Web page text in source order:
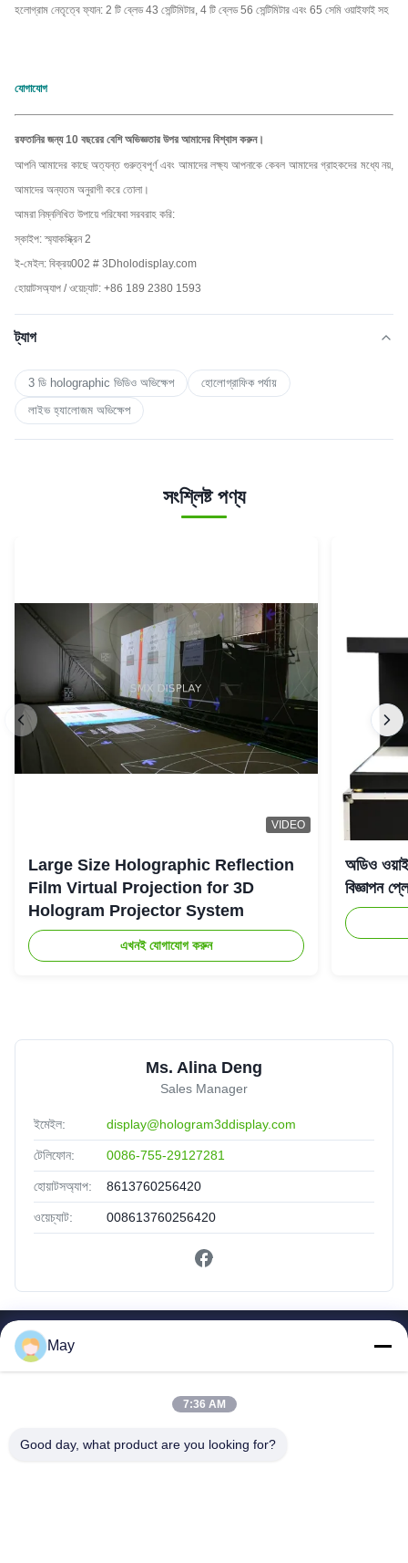
হলোগ্রাম নেতৃত্বে ফ্যান: 2 টি ব্লেড 43 সেন্টিমিটার, 4 টি ব্লেড 56 সেন্টিমিটার এবং 65 সেমি ওয়াইফাই সহ
যোগাযোগ
রফতানির জন্য 10 বছরের বেশি অভিজ্ঞতার উপর আমাদের বিশ্বাস করুন।
আপনি আমাদের কাছে অত্যন্ত গুরুত্বপূর্ণ এবং আমাদের লক্ষ্য আপনাকে কেবল আমাদের গ্রাহকদের মধ্যে নয়,
আমাদের অন্যতম অনুরাগী করে তোলা।
আমরা নিম্নলিখিত উপায়ে পরিষেবা সরবরাহ করি:
স্কাইপ: স্ম্যাকস্ক্রিন 2
ই-মেইল: বিক্রয়002 # 3Dholodisplay.com
হোয়াটসঅ্যাপ / ওয়েচ্যাট: +86 189 2380 1593
ট্যাগ
3 ডি holographic ভিডিও অভিক্ষেপ
হোলোগ্রাফিক পর্যায়
লাইভ হ্যালোজম অভিক্ষেপ
সংশ্লিষ্ট পণ্য
VIDEO
Large Size Holographic Reflection
Film Virtual Projection for 3D
Hologram Projector System
এখনই যোগাযোগ করুন
অডিও
বিজ্ঞাপন
Ms. Alina Deng
Sales Manager
ইমেইল: display@hologram3ddisplay.com
টেলিফোন: 0086-755-29127281
হোয়াটসঅ্যাপ: 8613760256420
ওয়েচ্যাট: 008613760256420
বাড়ি
পণ্য
কারখানা ভ্রমণ
May
7:36 AM
Good day, what product are you looking for?